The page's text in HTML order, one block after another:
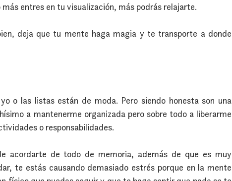
entres en tu visualización, más podrás relajarte.
deja que tu mente haga magia y te transporte a donde
o las listas están de moda. Pero siendo honesta son una
a mantenerme organizada pero sobre todo a liberarme
o responsabilidades.
acordarte de todo de memoria, además de que es muy
te estás causando demasiado estrés porque en la mente